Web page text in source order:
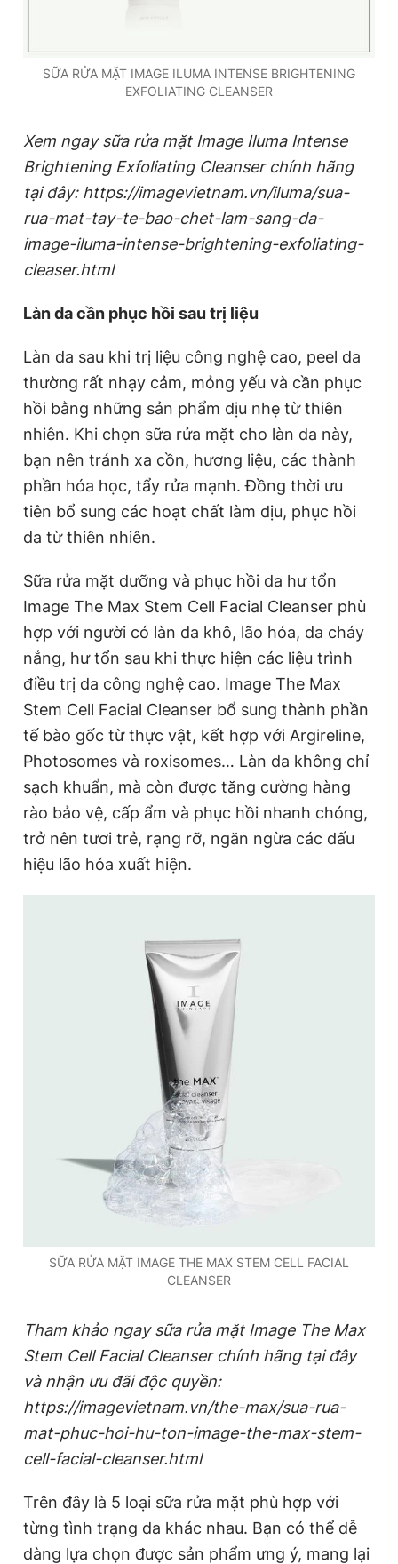
SỮA RỬA MẶT IMAGE ILUMA INTENSE BRIGHTENING
EXFOLIATING CLEANSER
Xem ngay sữa rửa mặtImage Iluma Intense
Brightening Exfoliating Cleanserchính hãng
tại đây: https://imagevietnam.vn/iluma/sua-
rua-mat-tay-te-bao-chet-lam-sang-da-
image-iluma-intense-brightening-exfoliating-
cleaser.html
Làn da cần phục hồi sau trị liệu
Làn da sau khi trị liệu công nghệ cao, peel da
thường rất nhạy cảm, mỏng yếu và cần phục
hồi bằng những sản phẩm dịu nhẹ từ thiên
nhiên. Khi chọn sữa rửa mặt cho làn da này,
bạn nên tránh xa cồn, hương liệu, các thành
phần hóa học, tẩy rửa mạnh. Đồng thời ưu
tiên bổ sung các hoạt chất làm dịu, phục hồi
da từ thiên nhiên.
Sữa rửa mặt dưỡng và phục hồi da hư tổn
Image The Max Stem Cell Facial Cleanser phù
hợp với người có làn da khô, lão hóa, da cháy
nắng, hư tổn sau khi thực hiện các liệu trình
điều trị da công nghệ cao. Image The Max
Stem Cell Facial Cleanser bổ sung thành phần
tế bào gốc từ thực vật, kết hợp với Argireline,
Photosomes và roxisomes… Làn da không chỉ
sạch khuẩn, mà còn được tăng cường hàng
rào bảo vệ, cấp ẩm và phục hồi nhanh chóng,
trở nên tươi trẻ, rạng rỡ, ngăn ngừa các dấu
hiệu lão hóa xuất hiện.
SỮA RỬA MẶT IMAGE THE MAX STEM CELL FACIAL
CLEANSER
Tham khảo ngay sữa rửa mặt Image The Max
Stem Cell Facial Cleanser chính hãng tại đây
và nhận ưu đãi độc quyền:
https://imagevietnam.vn/the-max/sua-rua-
mat-phuc-hoi-hu-ton-image-the-max-stem-
cell-facial-cleanser.html
Trên đây là 5 loại sữa rửa mặt phù hợp với
từng tình trạng da khác nhau. Bạn có thể dễ
dàng lựa chọn được sản phẩm ưng ý, mang lại